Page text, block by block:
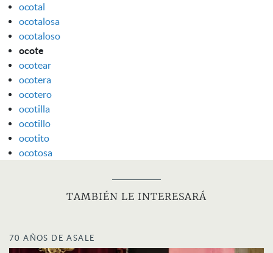
ocotal
ocotalosa
ocotaloso
ocote
ocotear
ocotera
ocotero
ocotilla
ocotillo
ocotito
ocotosa
TAMBIÉN LE INTERESARÁ
70 AÑOS DE ASALE